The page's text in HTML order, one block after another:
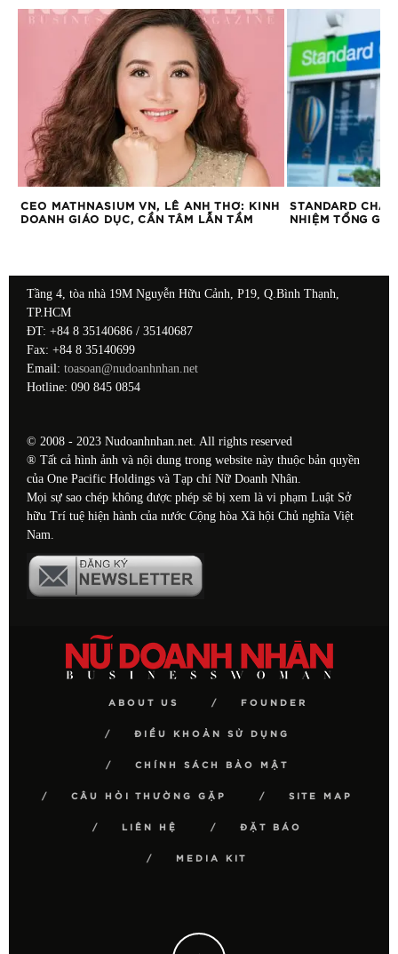
CEO MATHNASIUM VN, LÊ ANH THƠ: KINH
DOANH GIÁO DỤC, CẦN TÂM LẪN TẦM
STANDARD
NHIỆM TỔNG
Tầng 4, tòa nhà 19M Nguyễn Hữu Cảnh, P19, Q.Bình Thạnh,
TP.HCM
ĐT: +84 8 35140686 / 35140687
Fax: +84 8 35140699
Email: toasoan@nudoanhnhan.net
Hotline: 090 845 0854
© 2008 - 2023 Nudoanhnhan.net. All rights reserved
® Tất cả hình ảnh và nội dung trong website này thuộc bản quyền
của One Pacific Holdings và Tạp chí Nữ Doanh Nhân.
Mọi sự sao chép không được phép sẽ bị xem là vi phạm Luật Sở
hữu Trí tuệ hiện hành của nước Cộng hòa Xã hội Chủ nghĩa Việt
Nam.
ABOUT US FOUNDER
ĐIỀU KHOẢN SỬ DỤNG
CHÍNH SÁCH BẢO MẬT
CÂU HỎI THƯỜNG GẶP SITE MAP
LIÊN HỆ ĐẶT BÁO
MEDIA KIT